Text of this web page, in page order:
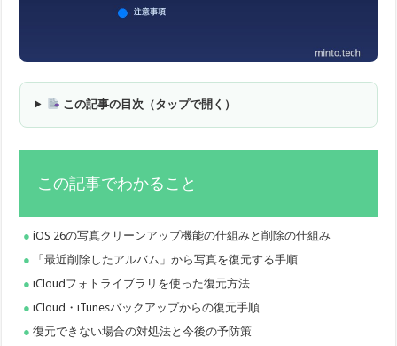
この記事の目次（タップで開く）
この記事でわかること
iOS 26の写真クリーンアップ機能の仕組みと削除の仕組み
「最近削除したアルバム」から写真を復元する手順
iCloudフォトライブラリを使った復元方法
iCloud・iTunesバックアップからの復元手順
復元できない場合の対処法と今後の予防策